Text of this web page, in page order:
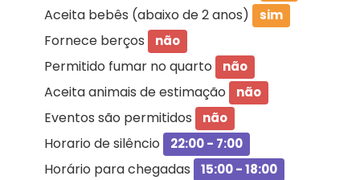
Aceita bebês (abaixo de 2 anos) sim
Fornece berços não
Permitido fumar no quarto não
Aceita animais de estimação não
Eventos são permitidos não
Horario de silêncio 22:00 - 7:00
Horário para chegadas 15:00 - 18:00